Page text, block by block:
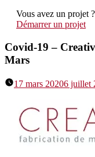
Vous avez un projet ?
Démarrer un projet
Covid-19 –
Mars
17 mars 20206 juillet